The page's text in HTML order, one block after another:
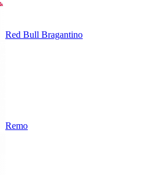
Red Bull Bragantino
Remo